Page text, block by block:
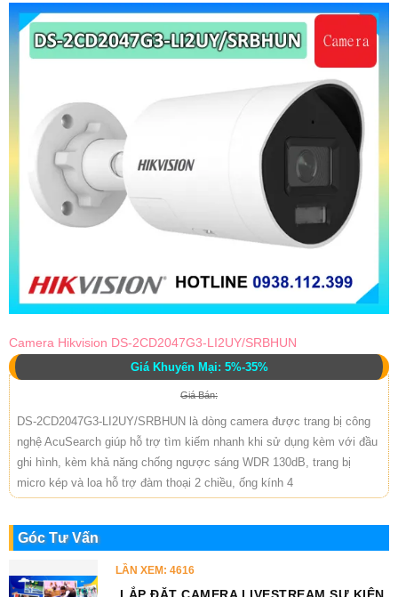
Camera Hikvision DS-2CD2047G3-LI2UY/SRBHUN
Giá Khuyến Mại: 5%-35%
Giá Bán:
DS-2CD2047G3-LI2UY/SRBHUN là dòng camera được trang bị công
nghệ AcuSearch giúp hỗ trợ tìm kiếm nhanh khi sử dụng kèm với đầu
ghi hình, kèm khả năng chống ngược sáng WDR 130dB, trang bị
micro kép và loa hỗ trợ đàm thoại 2 chiều, ống kính 4
Góc Tư Vấn
LẦN XEM: 4616